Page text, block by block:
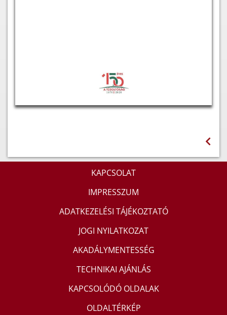
KAPCSOLAT
IMPRESSZUM
ADATKEZELÉSI TÁJÉKOZTATÓ
JOGI NYILATKOZAT
AKADÁLYMENTESSÉG
TECHNIKAI AJÁNLÁS
KAPCSOLÓDÓ OLDALAK
OLDALTÉRKÉP